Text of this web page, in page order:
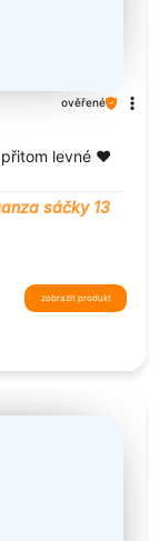
ověřené
přitom levné ❤️
sáčky 13
zobrazit produkt